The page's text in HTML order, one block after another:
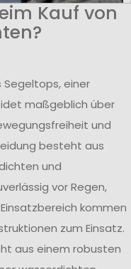
Kauf von
Segeltops, einer
maßgeblich über
und
besteht aus
und
vor Regen,
kommen
zum Einsatz.
aus einem robusten